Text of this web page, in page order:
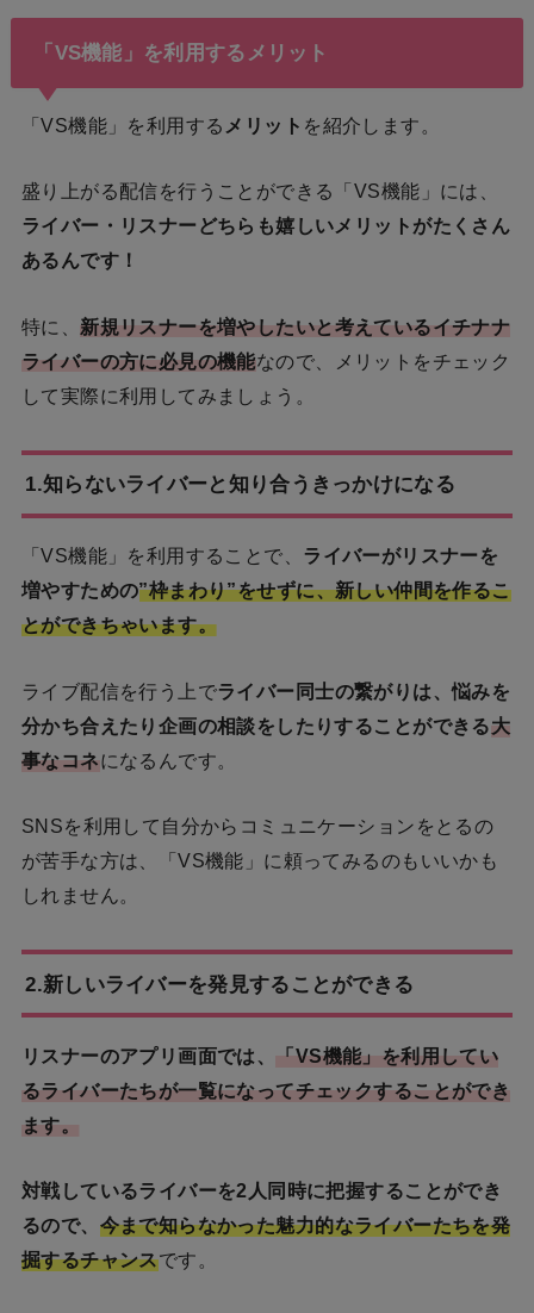
「VS機能」を利用するメリット
「VS機能」を利用する メリット を紹介します。
盛り上がる配信を行うことができる「VS機能」には、
ライバー・リスナーどちらも嬉しいメリットがたくさん
あるんです！
特に、 新規リスナーを増やしたいと考えているイチナナ
ライバーの方に必見の機能なので、メリットをチェック
して実際に利用してみましょう。
1.知らないライバーと知り合うきっかけになる
「VS機能」を利用することで、 ライバーがリスナーを
増やすための”枠まわり”をせずに、新しい仲間を作るこ
とができちゃいます。
ライブ配信を行う上でライバー同士の繋がりは、悩みを
分かち合えたり企画の相談をしたりすることができる大
事なコネになるんです。
SNSを利用して自分からコミュニケーションをとるの
が苦手な方は、「VS機能」に頼ってみるのもいいかも
しれません。
2.新しいライバーを発見することができる
リスナーのアプリ画面では、
「VS機能」を利用してい
るライバーたちが一覧になってチェックすることができ
ます。
対戦しているライバーを2人同時に把握することができ
るので、 今まで知らなかった魅力的なライバーたちを発
掘するチャンスです。